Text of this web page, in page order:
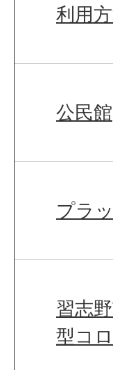
利用
公民館
プラ
習志
型コ